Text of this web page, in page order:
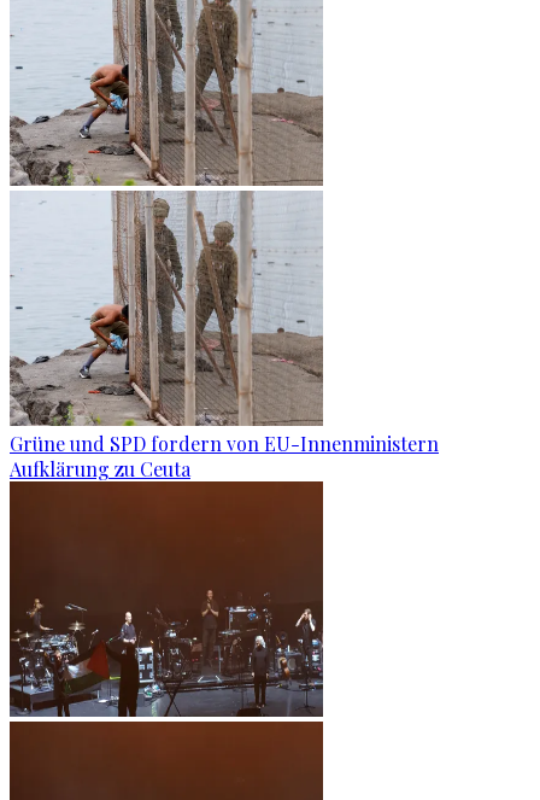
Grüne und SPD fordern von EU-Innenministern
Aufklärung zu Ceuta